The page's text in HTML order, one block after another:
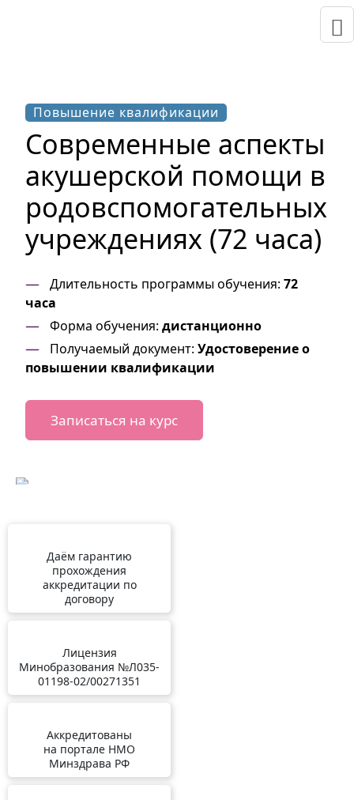
Повышение квалификации
Современные аспекты
акушерской помощи в
родовспомогательных
учреждениях (72 часа)
Длительность программы обучения: 72
часа
Форма обучения: дистанционно
Получаемый документ: Удостоверение о
повышении квалификации
Записаться на курс
Даём гарантию
прохождения
аккредитации по
договору
Лицензия
Минобразования №Л035-
01198-02/00271351
Аккредитованы
на портале НМО
Минздрава РФ